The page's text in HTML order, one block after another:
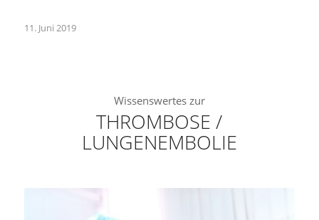
11. Juni 2019
Wissenswertes zur
THROMBOSE /
LUNGENEMBOLIE